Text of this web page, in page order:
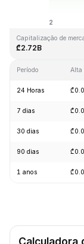
₾0.000086
Capitalização de
₾2.72B
Período Alta
24 Horas
7 dias
30 dias
90 dias
1 anos
Calculadora